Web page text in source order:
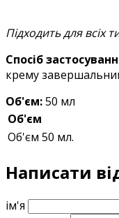
Підходить для всіх
Спосіб
крему
Об'єм:50 мл
Об'єм
Об'єм 50 мл.
Написати
ім'я